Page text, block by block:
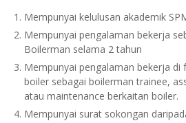
Mempunyai kelulusan akademik
Mempunyai pengalaman bekerja
Boilerman selama 2 tahun
Mempunyai pengalaman bekerja di
boiler sebagai boilerman trainee,
atau maintenance berkaitan boiler.
Mempunyai surat sokongan